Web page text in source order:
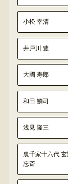
小松 幸清
井戸川 豊
大國 寿郎
和田 鱗司
浅見 隆三
裏千家十六代
忘斎